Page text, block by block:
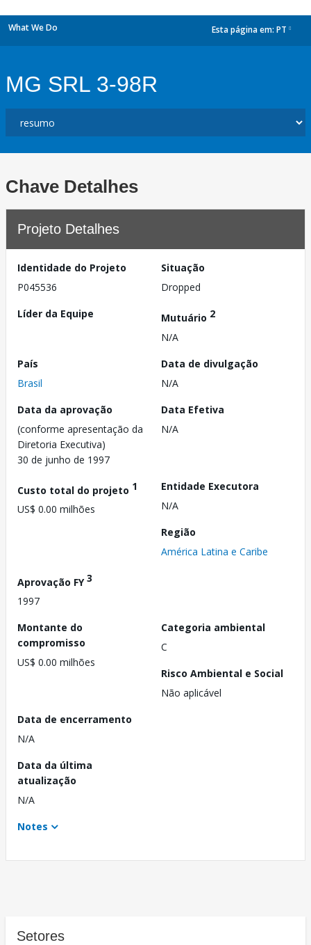
What We Do Esta página em: PT
MG SRL 3-98R
Chave Detalhes
Projeto Detalhes
Identidade do Projeto
P045536
Situação
Dropped
Líder da Equipe
Mutuário 2
N/A
País
Brasil
Data de divulgação
N/A
Data da aprovação
(conforme apresentação da
Diretoria Executiva)
30 de junho de 1997
Data Efetiva
N/A
Custo total do projeto 1
US$ 0.00 milhões
Entidade Executora
N/A
Região
América Latina e Caribe
Aprovação FY3
1997
Montante do
compromisso
US$ 0.00 milhões
Categoria ambiental
C
Risco Ambiental e Social
Não aplicável
Data de encerramento
N/A
Data da última
atualização
N/A
Notes
Setores